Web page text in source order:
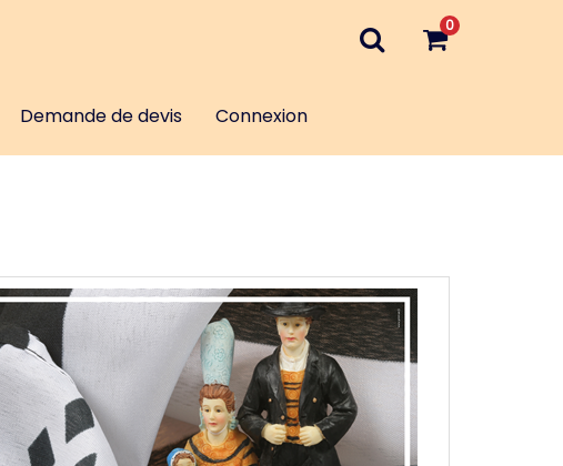
0
Demande de devis Connexion